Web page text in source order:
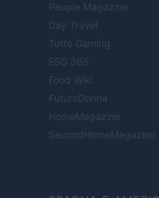
People Magazine
Day Travel
Tutto Gaming
ESG 365
Food Wiki
FuturoDonna
HomeMagazine
SecondHomeMagazine